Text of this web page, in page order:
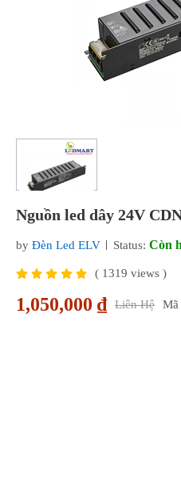
Nguồn led dây 24V
by Đèn Led ELV Status: Còn
( 1319 views )
1,050,000 ₫ Liên Hệ Mã